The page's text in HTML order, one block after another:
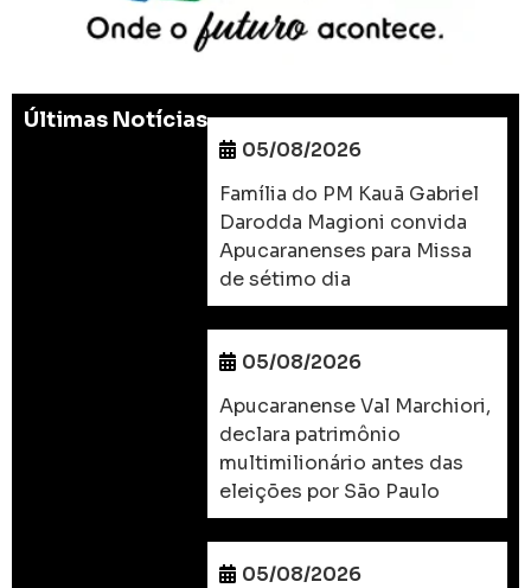
Últimas Notícias
05/08/2026
Família do PM Kauã Gabriel
Darodda Magioni convida
Apucaranenses para Missa
de sétimo dia
05/08/2026
Apucaranense Val Marchiori,
declara patrimônio
multimilionário antes das
eleições por São Paulo
05/08/2026